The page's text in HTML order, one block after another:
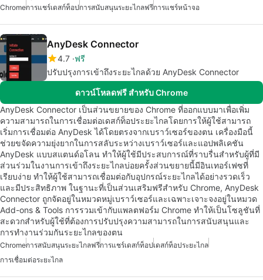
Chromeการแชร์เดสก์ท็อปการสนับสนุนระยะไกลฟรีการแชร์หน้าจอ
AnyDesk Connector
4.7 ฟรี
ปรับปรุงการเข้าถึงระยะไกลด้วย AnyDesk Connector
ดาวน์โหลดฟรี สำหรับ Chrome
AnyDesk Connector เป็นส่วนขยายของ Chrome ที่ออกแบบมาเพื่อเพิ่ม
ความสามารถในการเชื่อมต่อเดสก์ท็อประยะไกลโดยการให้ผู้ใช้สามารถ
เริ่มการเชื่อมต่อ AnyDesk ได้โดยตรงจากเบราว์เซอร์ของตน เครื่องมือนี้
ช่วยขจัดความยุ่งยากในการสลับระหว่างเบราว์เซอร์และแอปพลิเคชัน
AnyDesk แบบสแตนด์อโลน ทำให้ผู้ใช้มีประสบการณ์ที่ราบรื่นสำหรับผู้ที่มี
ส่วนร่วมในงานการเข้าถึงระยะไกลบ่อยครั้งส่วนขยายนี้มีอินเทอร์เฟซที่
เรียบง่าย ทำให้ผู้ใช้สามารถเชื่อมต่อกับอุปกรณ์ระยะไกลได้อย่างรวดเร็ว
และมีประสิทธิภาพ ในฐานะที่เป็นส่วนเสริมฟรีสำหรับ Chrome, AnyDesk
Connector ถูกจัดอยู่ในหมวดหมู่เบราว์เซอร์และเฉพาะเจาะจงอยู่ในหมวด
Add-ons & Tools การรวมเข้ากับแพลตฟอร์ม Chrome ทำให้เป็นโซลูชันที่
สะดวกสำหรับผู้ใช้ที่ต้องการปรับปรุงความสามารถในการสนับสนุนและ
การทำงานร่วมกันระยะไกลของตน
Chromeการสนับสนุนระยะไกลฟรีการแชร์เดสก์ท็อปเดสก์ท็อประยะไกล
การเชื่อมต่อระยะไกล